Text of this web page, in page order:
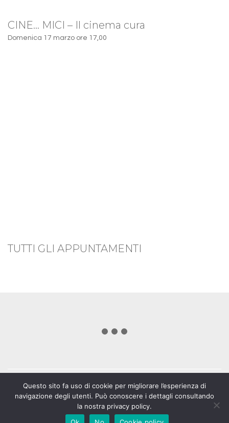
CINE… MICI – Il cinema cura
Domenica 17 marzo ore 17,00
TUTTI GLI APPUNTAMENTI
© Copyright 2026 | La città dei gatti. Excalibur srl - p.iva
Questo sito fa uso di cookie per migliorare l’esperienza di
navigazione degli utenti. Può conoscere i dettagli consultando
la nostra privacy policy.